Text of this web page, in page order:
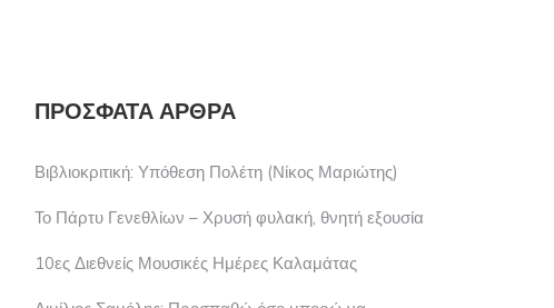
ΠΡΌΣΦΑΤΑ ΆΡΘΡΑ
Βιβλιοκριτική: Υπόθεση Πολέτη (Νίκος Μαριώτης)
Το Πάρτυ Γενεθλίων – Χρυσή φυλακή, θνητή εξουσία
10ες Διεθνείς Μουσικές Ημέρες Καλαμάτας